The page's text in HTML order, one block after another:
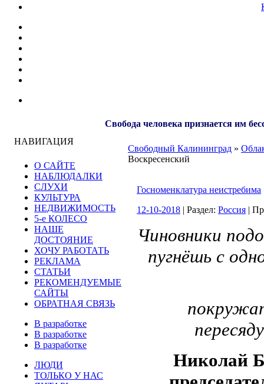
Свобода человека признается им
НАВИГАЦИЯ
О САЙТЕ
НАБЛЮДАЛКИ
СЛУХИ
КУЛЬТУРА
НЕДВИЖИМОСТЬ
5-е КОЛЕСО
НАШЕ
ДОСТОЯНИЕ
ХОЧУ РАБОТАТЬ
РЕКЛАМА
СТАТЬИ
РЕКОМЕНДУЕМЫЕ
САЙТЫ
ОБРАТНАЯ СВЯЗЬ
В разработке
В разработке
В разработке
ЛЮДИ
ТОЛЬКО У НАС
Свободный Калининград »
Воскресенский
Госноменклатура неистребима
12-10-2018 | Раздел: Россия |
Чиновники
пугнёшь с
Николай